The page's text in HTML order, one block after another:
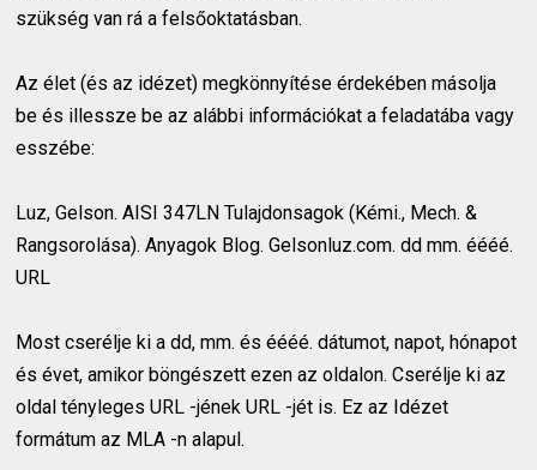
szükség van rá a felsőoktatásban.
Az élet (és az idézet) megkönnyítése érdekében másolja
be és illessze be az alábbi információkat a feladatába vagy
esszébe:
Luz, Gelson. AISI 347LN Tulajdonsagok (Kémi., Mech. &
Rangsorolása). Anyagok Blog. Gelsonluz.com. dd mm. éééé.
URL
Most cserélje ki a dd, mm. és éééé. dátumot, napot, hónapot
és évet, amikor böngészett ezen az oldalon. Cserélje ki az
oldal tényleges URL -jének URL -jét is. Ez az Idézet
formátum az MLA -n alapul.